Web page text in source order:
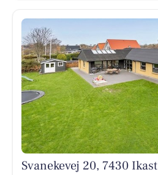
Svanekevej 20, 7430 Ikast